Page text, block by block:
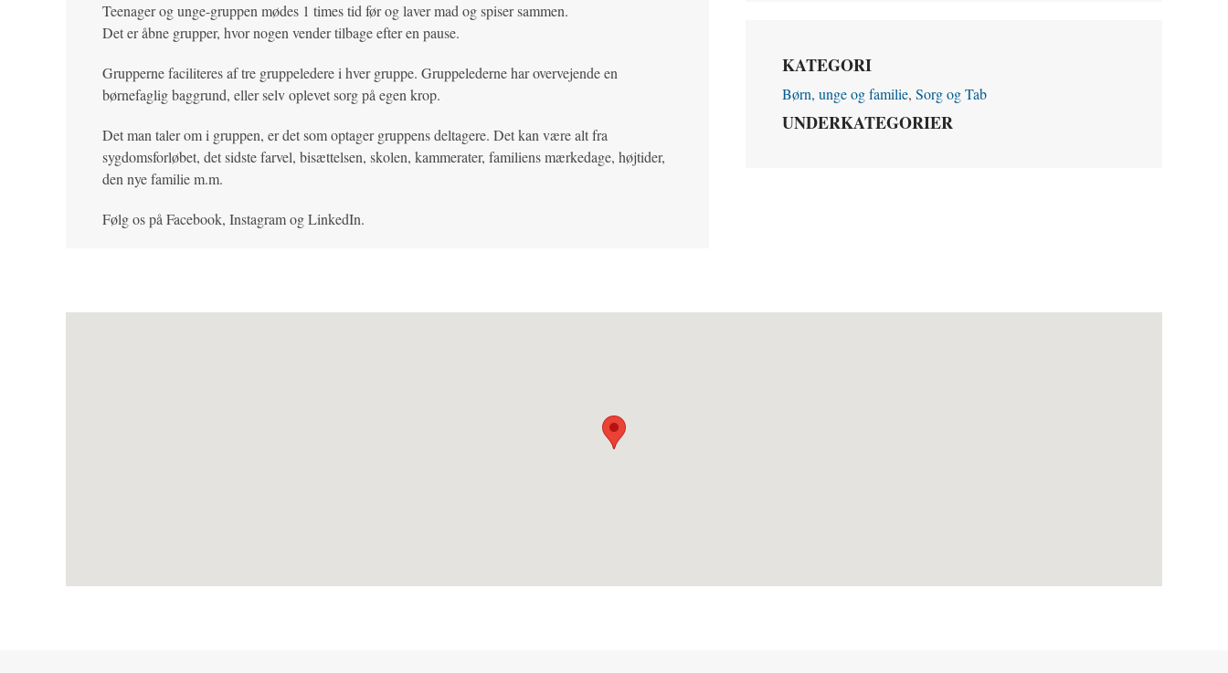
Teenager og unge-gruppen mødes 1 times tid før og laver mad og spiser sammen.
Det er åbne grupper, hvor nogen vender tilbage efter en pause.
Grupperne faciliteres af tre gruppeledere i hver gruppe. Gruppelederne har overvejende en
børnefaglig baggrund, eller selv oplevet sorg på egen krop.
Det man taler om i gruppen, er det som optager gruppens deltagere. Det kan være alt fra
sygdomsforløbet, det sidste farvel, bisættelsen, skolen, kammerater, familiens mærkedage, højtider,
den nye familie m.m.
Følg os på Facebook, Instagram og LinkedIn.
KATEGORI
Børn, unge og familie, Sorg og Tab
UNDERKATEGORIER